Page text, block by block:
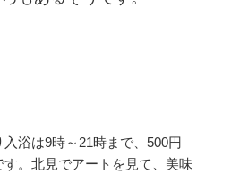
浴は9時～21時まで、500円
。北見でアートを見て、美味